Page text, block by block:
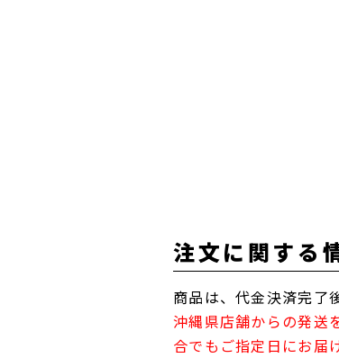
注文に関する
商品は、代金決済完了
沖縄県店舗からの発送
合でもご指定日にお届